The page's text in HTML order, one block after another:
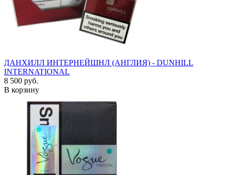
ДАНХИЛЛ ИНТЕРНЕЙШНЛ (АНГЛИЯ) - DUNHILL
INTERNATIONAL
8 500 руб.
В корзину